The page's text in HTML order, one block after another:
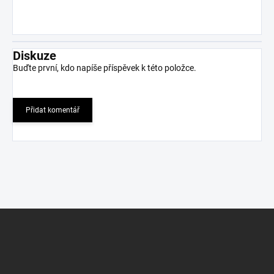
Diskuze
Buďte první, kdo napíše příspěvek k této položce.
Přidat komentář